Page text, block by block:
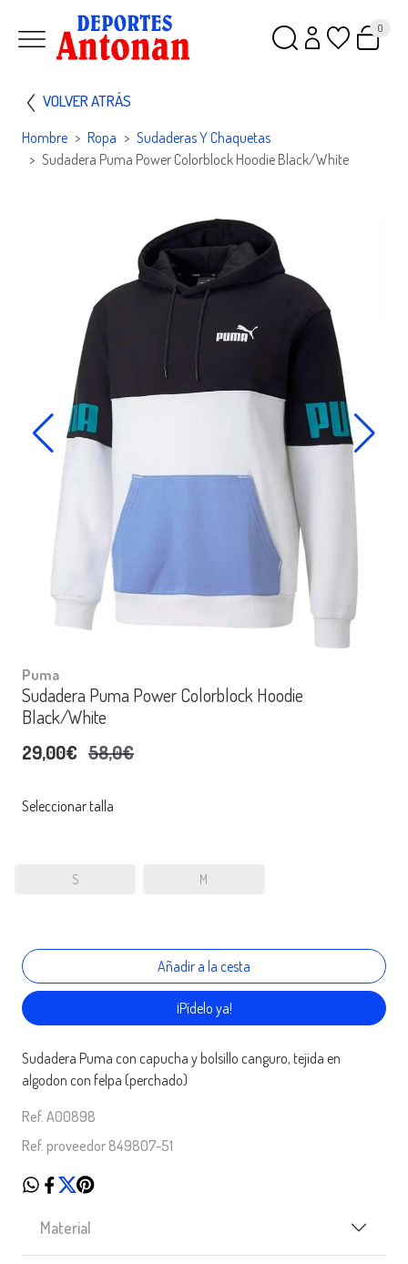
0
VOLVER ATRÁS
Hombre Ropa
Sudaderas Y Chaquetas
Sudadera Puma Power Colorblock Hoodie Black/White
Puma
Sudadera Puma Power Colorblock Hoodie
Black/White
29,00€ 58,0€
Seleccionar talla
S M
¡Pídelo ya!
Sudadera Puma con capucha y bolsillo canguro, tejida en
algodon con felpa (perchado)
Ref. A00898
Ref. proveedor 849807-51
Material